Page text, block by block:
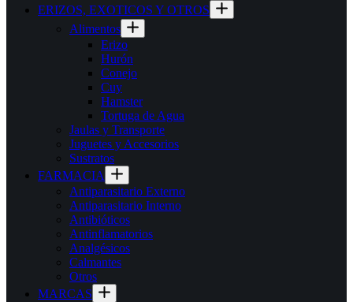
ERIZOS, EXOTICOS Y OTROS
Alimentos
Erizo
Hurón
Conejo
Cuy
Hamster
Tortuga de Agua
Jaulas y Transporte
Juguetes y Accesorios
Sustratos
FARMACIA
Antiparasitario Externo
Antiparasitario Interno
Antibióticos
Antinflamatorios
Analgésicos
Calmantes
Otros
MARCAS